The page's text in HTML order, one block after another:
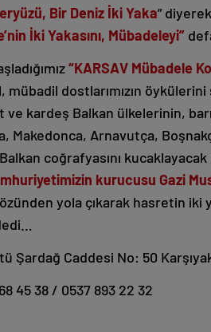
Bir Deniz İki Yaka”
İki Yakasını, Mübadeleyi”
“KARSAV Mübadele
dostlarımızın
ve kardeş Balkan ülkelerinin,
Makedonca, Arnavutça,
coğrafyasını kucaklayacak
kurucusu Gazi
yola çıkarak hasretin iki
Şardağ Caddesi No: 50
45 38 / 0537 893 22 32